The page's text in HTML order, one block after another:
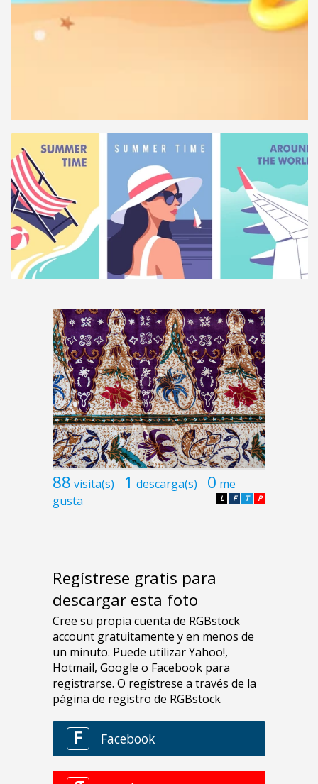
88 visita(s) 1 descarga(s) 0 me
gusta
P
T
F
L
Regístrese gratis para
descargar esta foto